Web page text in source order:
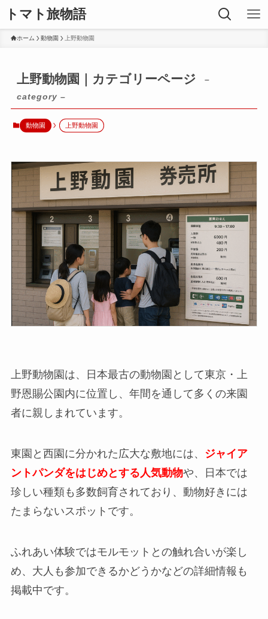
トマト旅物語
ホーム 動物園 上野動物園
上野動物園｜カテゴリーページ
–
category –
動物園 上野動物園
上野動物園は、日本最古の動物園として東京・上
野恩賜公園内に位置し、年間を通して多くの来園
者に親しまれています。
東園と西園に分かれた広大な敷地には、
ジャイア
ントパンダをはじめとする人気動物や、日本では
珍しい種類も多数飼育されており、動物好きには
たまらないスポットです。
ふれあい体験ではモルモットとの触れ合いが楽し
め、大人も参加できるかどうかなどの詳細情報も
掲載中です。